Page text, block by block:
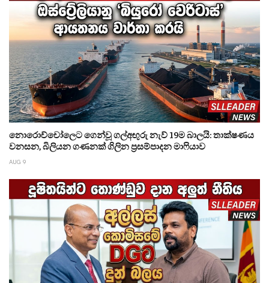
නොරොච්චෝලෙට ගෙන්වූ ගල්අඟුරු නැව් 19ම බාලයි: තාක්ෂණය
වනසන, බිලියන ගණනක් ගිලින ප්‍රසම්පාදන මාෆියාව
AUG 9